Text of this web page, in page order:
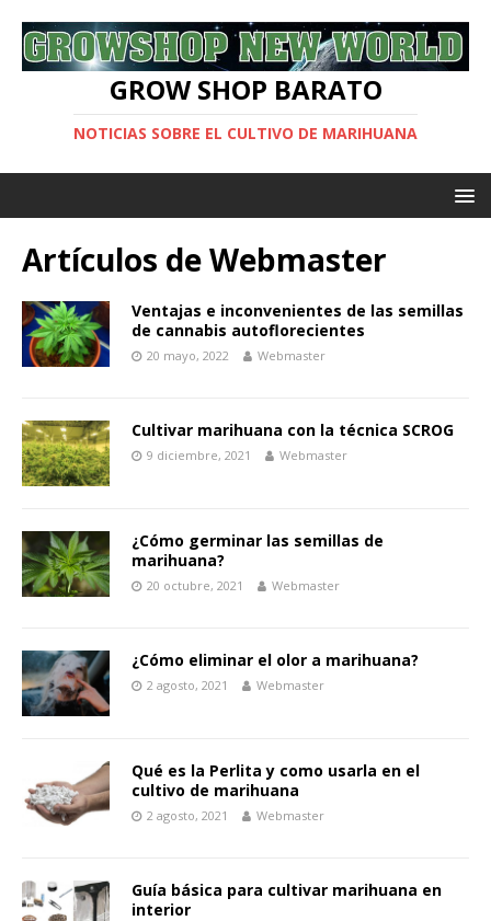
GROW SHOP BARATO
NOTICIAS SOBRE EL CULTIVO DE MARIHUANA
Artículos deWebmaster
Ventajas e inconvenientes de las semillas
de cannabis autoflorecientes
20 mayo, 2022 Webmaster
Cultivar marihuana con la técnica SCROG
9 diciembre, 2021 Webmaster
¿Cómo germinar las semillas de
marihuana?
20 octubre, 2021 Webmaster
¿Cómo eliminar el olor a marihuana?
2 agosto, 2021 Webmaster
Qué es la Perlita y como usarla en el
cultivo de marihuana
2 agosto, 2021 Webmaster
Guía básica para cultivar marihuana en
interior